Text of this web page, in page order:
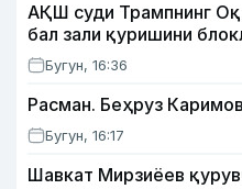
АҚШ суди Трампнинг
бал зали қуришини
Бугун, 16:36
Расман. Беҳруз
Бугун, 16:17
Шавкат Мирзиёев